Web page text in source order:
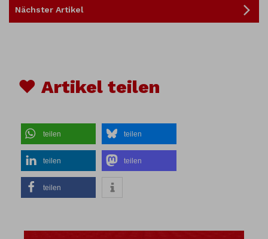
Nächster Artikel
♥ Artikel teilen
teilen teilen
teilen teilen
teilen